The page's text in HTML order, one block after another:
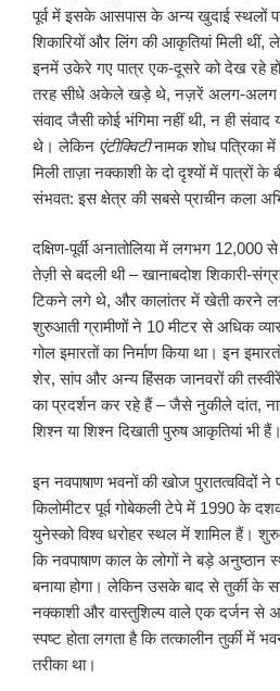
पूर्व में इसके आसपास के अन्य खुदाई स्थलों पर
शिकारियों और लिंग की आकृतियां मिली थीं,
इनमें उकेरे गए पात्र एक-दूसरे को देख रहे
तरह सीधे अकेले खड़े थे, नज़रें अलग-अलग
संवाद जैसी कोई भंगिमा नहीं थी, न ही
थे। लेकिन एंटीक्विटीनामक शोध पत्रिका में
मिली ताज़ा नक्काशी के दो दृश्यों में पात्रों
संभवत: इस क्षेत्र की सबसे प्राचीन कला
दक्षिण-पूर्वी अनातोलिया में लगभग
तेज़ी से बदली थी – खानाबदोश शिकारी-
टिकने लगे थे, और कालांतर में खेती करने
शुरुआती ग्रामीणों ने 10 मीटर से अधिक
गोल इमारतों का निर्माण किया था। इन
शेर, सांप और अन्य हिंसक जानवरों की
का प्रदर्शन कर रहे हैं – जैसे नुकीले दांत,
शिश्न या शिश्न दिखाती पुरुष आकृतियां भी हैं।
इन नवपाषाण भवनों की खोज पुरातत्वविदों
किलोमीटर पूर्व गोबेकली टेपे में 1990 के
युनेस्को विश्व धरोहर स्थल में शामिल हैं।
कि नवपाषाण काल के लोगों ने बड़े
बनाया होगा। लेकिन उसके बाद से तुर्की के
नक्काशी और वास्तुशिल्प वाले एक दर्जन
स्पष्ट होता लगता है कि तत्कालीन तुर्की में
तरीका था।